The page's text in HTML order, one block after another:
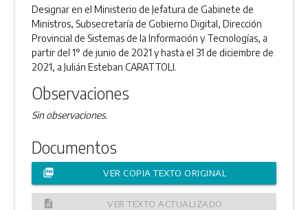
Designar en el Ministerio de Jefatura de Gabinete de
Ministros, Subsecretaría de Gobierno Digital, Dirección
Provincial de Sistemas de la Información y Tecnologías, a
partir del 1° de junio de 2021 y hasta el 31 de diciembre de
2021, a Julián Esteban CARATTOLI.
Observaciones
Sin observaciones.
Documentos
picture_as_pdf VER COPIA TEXTO ORIGINAL
description VER TEXTO ACTUALIZADO